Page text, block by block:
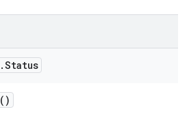
.Status
()